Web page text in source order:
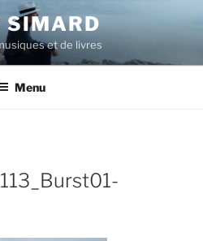
SIMARD
et de livres
Menu